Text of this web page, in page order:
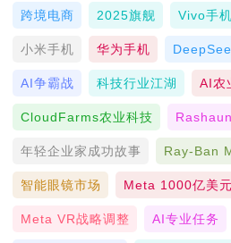
跨境电商 2025旗舰 Vivo手机
小米手机 华为手机
AI争霸战 科技行业江湖 AI农
CloudFarms农业科技
年轻企业家成功故事 Ray-Ban
智能眼镜市场 Meta 1000亿美
Meta VR战略调整 AI专业任务